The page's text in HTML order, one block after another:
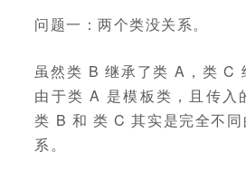
问题一：两个类没关系。
虽然类 B 继承了类 A，类 C
由于类 A 是模板类，且传入
类 B 和 类 C 其实是完全不
系。